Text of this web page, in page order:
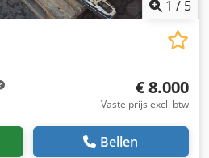
1 / 5
€ 8.000
Vaste prijs excl. btw
Bellen